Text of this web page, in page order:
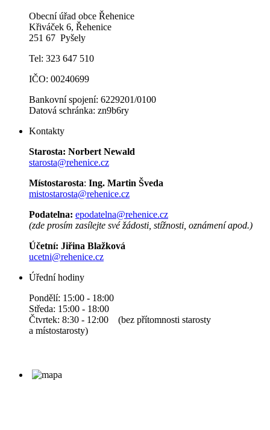
Obecní úřad obce Řehenice
Křiváček 6, Řehenice
251 67 Pyšely
Tel: 323 647 510
IČO: 00240699
Bankovní spojení: 6229201/0100
Datová schránka: zn9b6ry
Kontakty
Starosta: Norbert Newald
starosta@rehenice.cz
Místostarosta: Ing. Martin Šveda
mistostarosta@rehenice.cz
Podatelna: epodatelna@rehenice.cz
(zde prosím zasílejte své žádosti, stížnosti, oznámení apod.)
Účetní: Jiřina Blažková
ucetni@rehenice.cz
Úřední hodiny
Pondělí: 15:00 - 18:00
Středa: 15:00 - 18:00
Čtvrtek: 8:30 - 12:00 (bez přítomnosti starosty
a místostarosty)